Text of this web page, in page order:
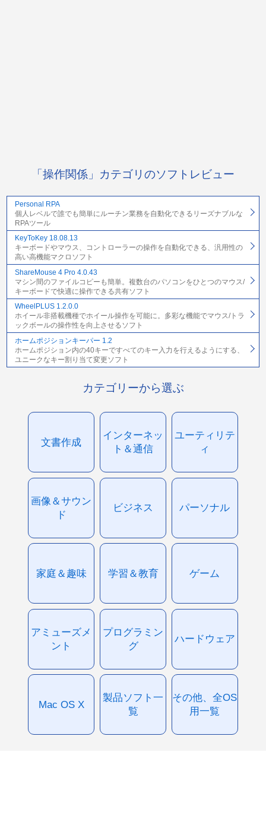
「操作関係」カテゴリのソフトレビュー
Personal RPA
個人レベルで誰でも簡単にルーチン業務を自動化できるリーズナブルな
RPAツール
KeyToKey 18.08.13
キーボードやマウス、コントローラーの操作を自動化できる、汎用性の
高い高機能マクロソフト
ShareMouse 4 Pro 4.0.43
マシン間のファイルコピーも簡単。複数台のパソコンをひとつのマウス/
キーボードで快適に操作できる共有ソフト
WheelPLUS 1.2.0.0
ホイール非搭載機種でホイール操作を可能に。多彩な機能でマウス/トラ
ックボールの操作性を向上させるソフト
ホームポジションキーパー 1.2
ホームポジション内の40キーですべてのキー入力を行えるようにする、
ユニークなキー割り当て変更ソフト
カテゴリーから選ぶ
文書作成
インターネッ
ト＆通信
ユーティリテ
ィ
画像＆サウン
ド
ビジネス パーソナル
家庭＆趣味 学習＆教育 ゲーム
アミューズメ
ント
プログラミン
グ
ハードウェア
Mac OS X
製品ソフト一
覧
その他、全OS
用一覧